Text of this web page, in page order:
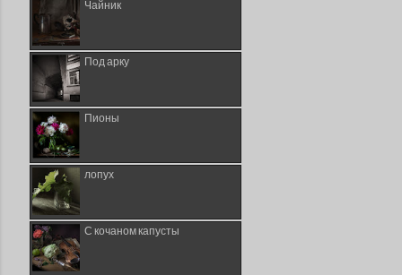
Чайник
Под арку
Пионы
лопух
С кочаном капусты